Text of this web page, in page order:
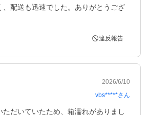
、配送も迅速でした。ありがとうござ
違反報告
2026/6/10
vbs*****さん
だいていたため、箱濡れがありまし